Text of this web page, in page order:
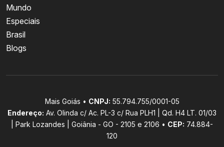
Mundo
Especiais
Brasil
Blogs
Mais Goiás • CNPJ: 55.794.755/0001-05
Endereço: Av. Olinda c/ Ac. PL-3 c/ Rua PLH1 | Qd. H4 LT. 01/03
| Park Lozandes | Goiânia - GO - 2105 e 2106 • CEP: 74.884-
120